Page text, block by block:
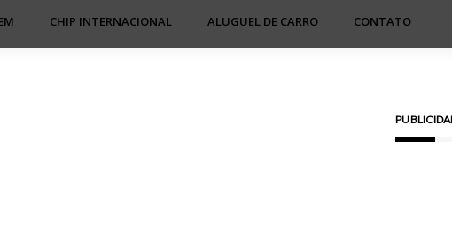
CHIP INTERNACIONAL ALUGUEL DE CARRO CONTATO